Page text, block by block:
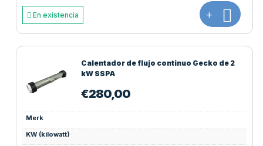
En existencia +
Calentador de flujo continuo Gecko de 2
kW SSPA
€280,00
Merk
KW (kilowatt)